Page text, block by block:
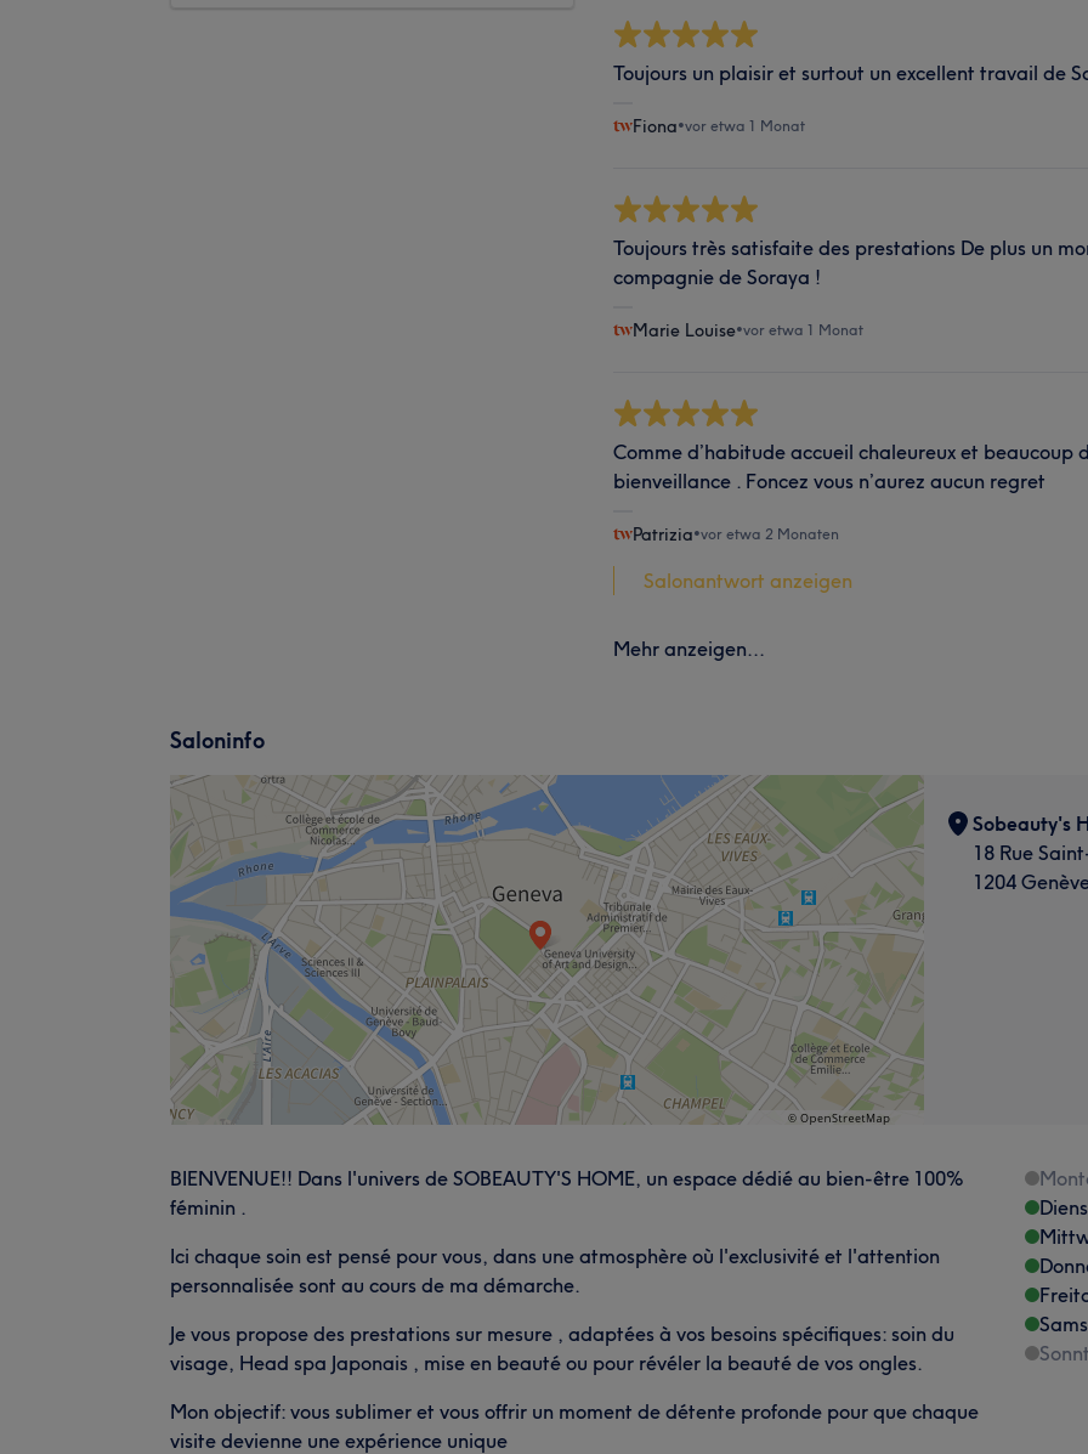
Toujours un plaisir et surtout un excellent travail de
Fiona•vor etwa 1 Monat
Toujours très satisfaite des prestations De plus un
compagnie de Soraya !
Marie Louise•vor etwa 1 Monat
Comme d’habitude accueil chaleureux et beaucoup
bienveillance . Foncez vous n’aurez aucun regret
Patrizia•vor etwa 2 Monaten
Salonantwort anzeigen
Mehr anzeigen...
Saloninfo
Sobeauty's
18 Rue
1204
BIENVENUE!! Dans l'univers de SOBEAUTY'S HOME, un espace dédié au bien-être 100%
féminin .
Ici chaque soin est pensé pour vous, dans une atmosphère où l'exclusivité et l'attention
personnalisée sont au cours de ma démarche.
Je vous propose des prestations sur mesure , adaptées à vos besoins spécifiques: soin du
visage, Head spa Japonais , mise en beauté ou pour révéler la beauté de vos ongles.
Mon objectif: vous sublimer et vous offrir un moment de détente profonde pour que chaque
visite devienne une expérience unique